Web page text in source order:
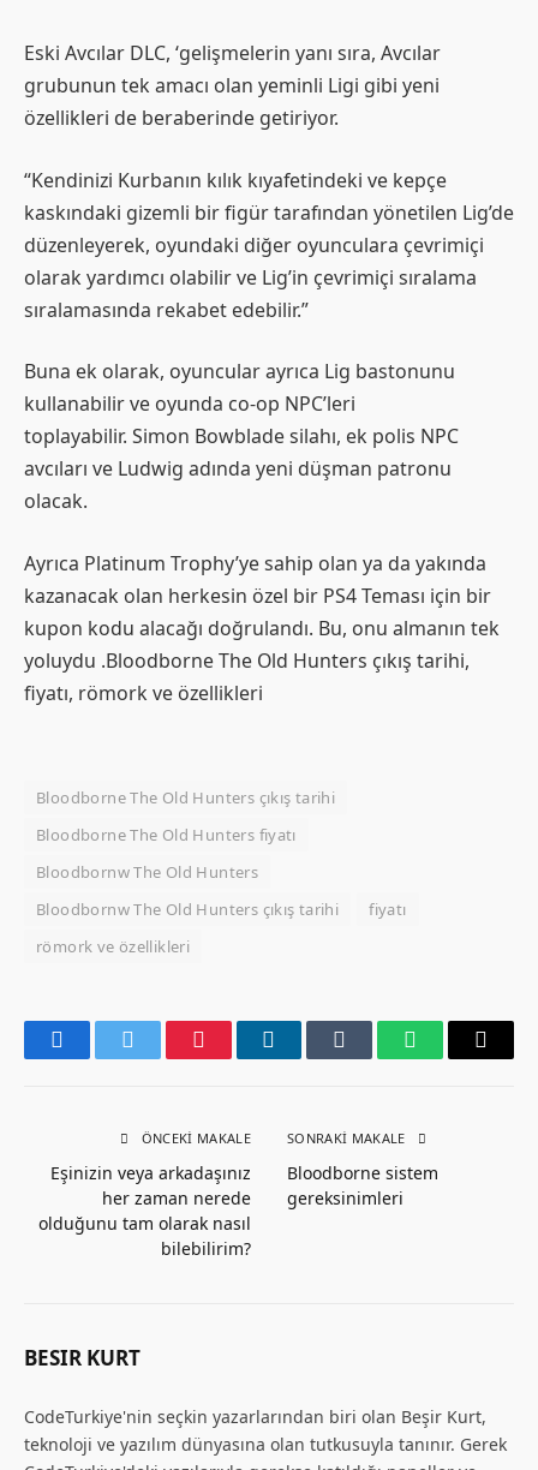
Eski Avcılar DLC, ‘gelişmelerin yanı sıra, Avcılar
grubunun tek amacı olan yeminli Ligi gibi yeni
özellikleri de beraberinde getiriyor.
“Kendinizi Kurbanın kılık kıyafetindeki ve kepçe
kaskındaki gizemli bir figür tarafından yönetilen Lig’de
düzenleyerek, oyundaki diğer oyunculara çevrimiçi
olarak yardımcı olabilir ve Lig’in çevrimiçi sıralama
sıralamasında rekabet edebilir.”
Buna ek olarak, oyuncular ayrıca Lig bastonunu
kullanabilir ve oyunda co-op NPC’leri
toplayabilir. Simon Bowblade silahı, ek polis NPC
avcıları ve Ludwig adında yeni düşman patronu
olacak.
Ayrıca Platinum Trophy’ye sahip olan ya da yakında
kazanacak olan herkesin özel bir PS4 Teması için bir
kupon kodu alacağı doğrulandı. Bu, onu almanın tek
yoluydu .Bloodborne The Old Hunters çıkış tarihi,
fiyatı, römork ve özellikleri
Bloodborne The Old Hunters çıkış tarihi
Bloodborne The Old Hunters fiyatı
Bloodbornw The Old Hunters
Bloodbornw The Old Hunters çıkış tarihi
fiyatı
römork ve özellikleri
FacebookTwitter PinterestLinkedInTumblr WhatsAppEmail
ÖNCEKI MAKALE
Eşinizin veya arkadaşınız
her zaman nerede
olduğunu tam olarak nasıl
bilebilirim?
SONRAKI MAKALE
Bloodborne sistem
gereksinimleri
BESIR KURT
CodeTurkiye'nin seçkin yazarlarından biri olan Beşir Kurt,
teknoloji ve yazılım dünyasına olan tutkusuyla tanınır. Gerek